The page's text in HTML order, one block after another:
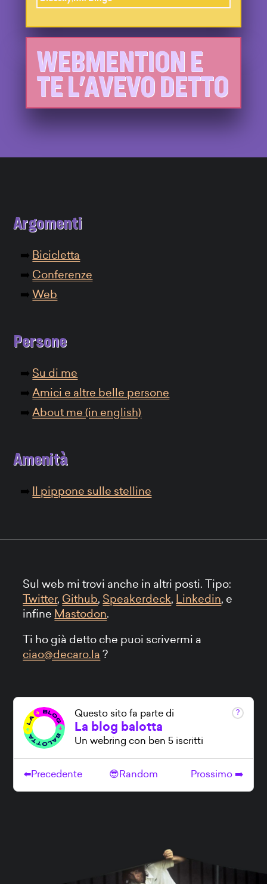
WEBMENTION E
TE L'AVEVO DETTO
Argomenti
Bicicletta
Conferenze
Web
Persone
Su di me
Amici e altre belle persone
About me (in english)
Amenità
Il pippone sulle stelline
Sul web mi trovi anche in altri posti. Tipo:
Twitter, Github, Speakerdeck, Linkedin, e
infine Mastodon.
Ti ho già detto che puoi scrivermi a
ciao@decaro.la ?